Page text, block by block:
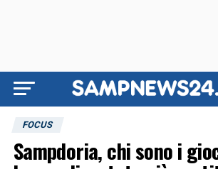
FOCUS
Sampdoria, chi sono i